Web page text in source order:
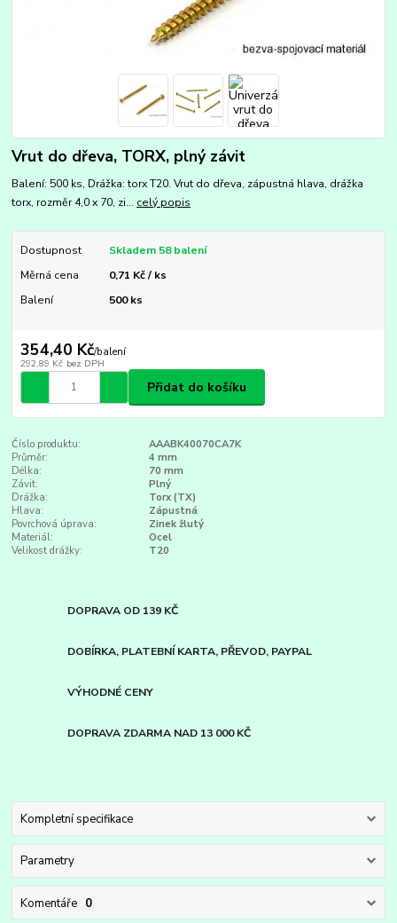
Vrut do dřeva, TORX, plný závit
Balení: 500 ks, Drážka: torx T20. Vrut do dřeva, zápustná hlava, drážka
torx, rozměr 4,0 x 70, zi... celý popis
Dostupnost
Skladem 58 balení
Měrná cena
0,71 Kč / ks
Balení
500 ks
354,40 Kč/balení
292,89 Kč bez DPH
Přidat do košíku
Číslo produktu:
AAABK40070CA7K
Průměr:
4 mm
Délka:
70 mm
Závit:
Plný
Drážka:
Torx (TX)
Hlava:
Zápustná
Povrchová úprava:
Zinek žlutý
Materiál:
Ocel
Velikost drážky:
T20
DOPRAVA OD 139 KČ
DOBÍRKA, PLATEBNÍ KARTA, PŘEVOD, PAYPAL
VÝHODNÉ CENY
DOPRAVA ZDARMA NAD 13 000 KČ
Kompletní specifikace
Parametry
Komentáře 0